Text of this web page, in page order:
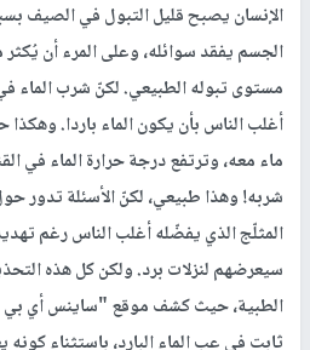
الإنسان يصبح قليل التبول في الصيف
الجسم يفقد سوائله، وعلى المرء أن
مستوى تبوله الطبيعي. لكنّ شرب الماء
أغلب الناس بأن يكون الماء باردا.
ماء معه، وترتفع درجة حرارة الماء في
شربه! وهذا طبيعي، لكنّ الأسئلة تدور حول
المثلّج الذي يفضّله أغلب الناس رغم
سيعرضهم لنزلات برد. ولكن كل هذه
الطبية، حيث كشف موقع "ساينس أي بي